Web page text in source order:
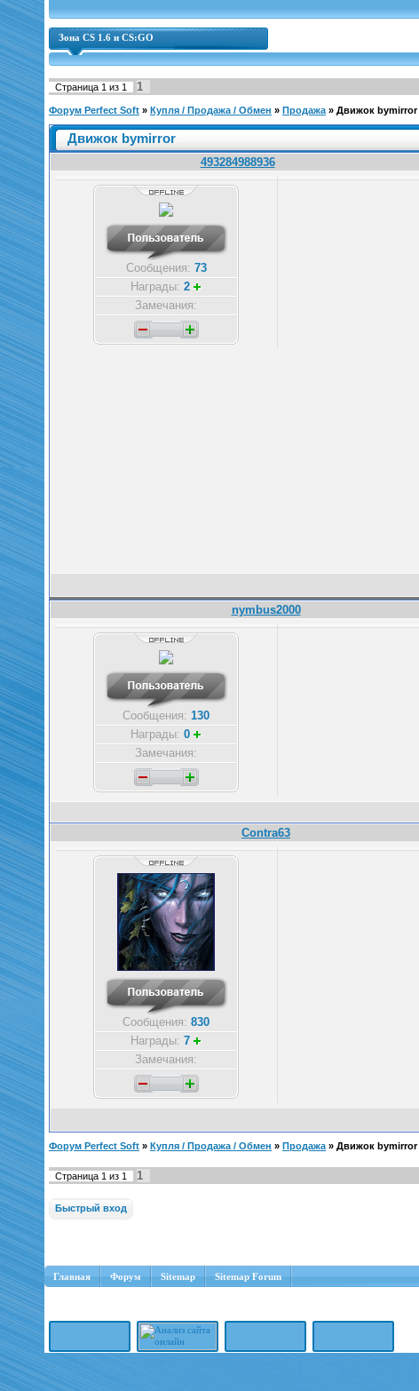
Зона CS 1.6 и CS:GO
Страница 1 из 1 1
Форум Perfect Soft » Купля / Продажа / Обмен » Продажа » Движок bymirror
Движок bymirror
493284988936
Сообщения: 73
Награды: 2
Замечания:
nymbus2000
Сообщения: 130
Награды: 0
Замечания:
Contra63
Сообщения: 830
Награды: 7
Замечания:
Форум Perfect Soft » Купля / Продажа / Обмен » Продажа » Движок bymirror
Страница 1 из 1 1
Главная Форум Sitemap Sitemap Forum